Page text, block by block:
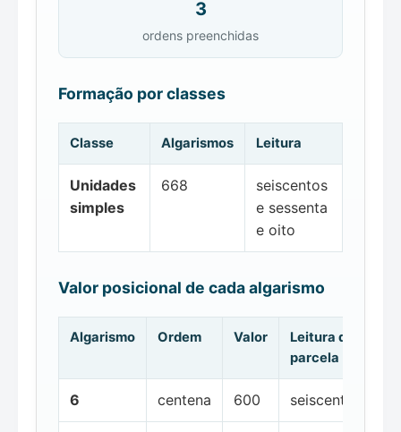
3
ordens preenchidas
Formação por classes
Classe Algarismos Leitura
Unidades
simples
668
seiscentos
e sessenta
e oito
Valor posicional de cada algarismo
Algarismo Ordem Valor
Leitura da
parcela
6 centena 600 seiscentos